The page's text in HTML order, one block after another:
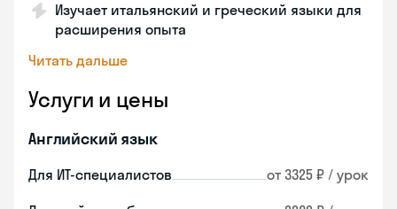
Изучает итальянский и греческий языки для
расширения опыта
Читать дальше
Услуги и цены
Английский язык
Для ИТ-специалистов от 3325 ₽ / урок